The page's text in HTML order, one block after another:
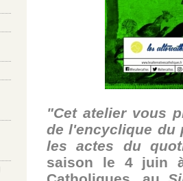
"Cet atelier vous
de l'encyclique du
les actes du
saison le 4 juin